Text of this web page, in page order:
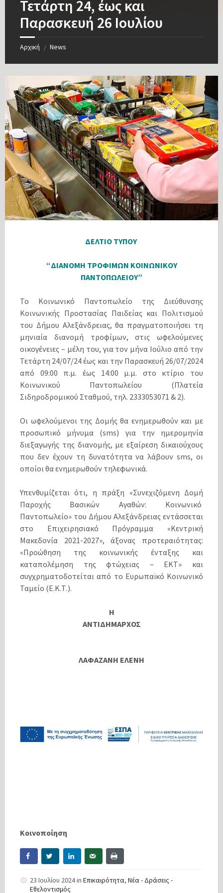
Τετάρτη 24, έως και
Παρασκευή 26 Ιουλίου
Αρχική / News
ΔΕΛΤΙΟ ΤΥΠΟΥ
“ΔΙΑΝΟΜΗ ΤΡΟΦΙΜΩΝ ΚΟΙΝΩΝΙΚΟΥ
ΠΑΝΤΟΠΩΛΕΙΟΥ”
Το Κοινωνικό Παντοπωλείο της Διεύθυνσης
Κοινωνικής Προστασίας Παιδείας και Πολιτισμού
του Δήμου Αλεξάνδρειας, θα πραγματοποιήσει τη
μηνιαία διανομή τροφίμων, στις ωφελούμενες
οικογένειες – μέλη του, για τον μήνα Ιούλιο από την
Τετάρτη 24/07/24 έως και την Παρασκευή 26/07/2024
από 09:00 π.μ. έως 14:00 μ.μ. στο κτίριο του
Κοινωνικού Παντοπωλείου (Πλατεία
Σιδηροδρομικού Σταθμού, τηλ. 2333053071 & 2).
Οι ωφελούμενοι της Δομής θα ενημερωθούν και με
προσωπικό μήνυμα (sms) για την ημερομηνία
διεξαγωγής της διανομής, με εξαίρεση δικαιούχους
που δεν έχουν τη δυνατότητα να λάβουν sms, οι
οποίοι θα ενημερωθούν τηλεφωνικά.
Υπενθυμίζεται ότι, η πράξη «Συνεχιζόμενη Δομή
Παροχής Βασικών Αγαθών: Κοινωνικό
Παντοπωλείο» του Δήμου Αλεξάνδρειας εντάσσεται
στο Επιχειρησιακό Πρόγραμμα «Κεντρική
Μακεδονία 2021-2027», άξονας προτεραιότητας:
«Προώθηση της κοινωνικής ένταξης και
καταπολέμηση της φτώχειας – ΕΚΤ» και
συγχρηματοδοτείται από το Ευρωπαϊκό Κοινωνικό
Ταμείο (Ε.Κ.Τ.).
Η
ΑΝΤΙΔΗΜΑΡΧΟΣ
ΛΑΦΑΖΑΝΗ ΕΛΕΝΗ
Κοινοποίηση
23 Ιουλίου 2024in Επικαιρότητα, Νέα - Δράσεις -
Εθελοντισμός